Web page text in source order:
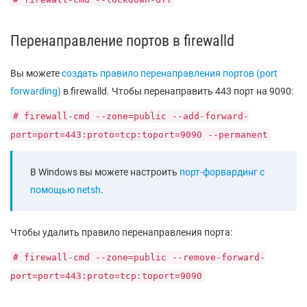
Перенаправление портов в firewalld
Вы можетесоздать правило перенаправления портов (port
forwarding) в firewalld. Чтобы перенаправить 443 порт на 9090:
# firewall-cmd --zone=public --add-forward-
port=port=443:proto=tcp:toport=9090 --permanent
В Windows вы можете настроить порт-форвардинг с
помощью netsh.
Чтобы удалить правило перенаправления порта:
# firewall-cmd --zone=public --remove-forward-
port=port=443:proto=tcp:toport=9090